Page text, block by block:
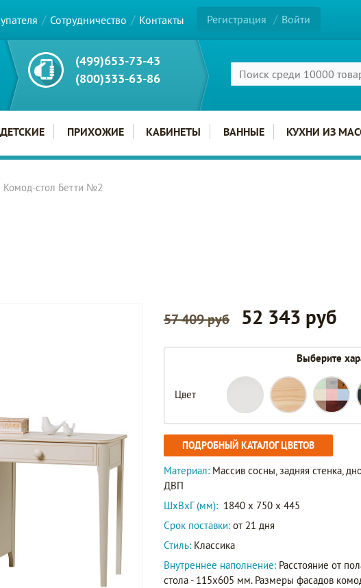
Сотрудничество Контакты Регистрация Войти
(499)653-73-43
(800)333-63-86
ДЕТСКИЕ ПРИХОЖИЕ КАБИНЕТЫ ВАННЫЕ КУХНИ ИЗ
Комод-стол Бетти №2
57 409 руб 52 343 руб
Выберите
Цвет
ПОДРОБНЫЙ КАТАЛОГ ЦВЕТОВ
Материал: Массив сосны, задняя стенка,
ДВП
ШxВxГ (мм): 1840 x 750 x 445
Срок поставки: от 21 дня
Стиль: Классика
Внутреннее наполнение: Расстояние от
стола - 115х605 мм. Размеры фасадов